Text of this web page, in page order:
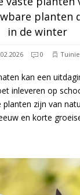
planten
in de winter
0
kan een
inleveren op
planten zijn van
en korte